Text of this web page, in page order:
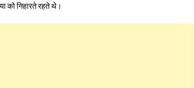
को निहारते रहते थे।